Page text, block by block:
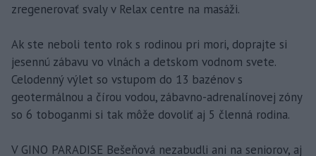
zregenerovať svaly v Relax centre na masáži.
Ak ste neboli tento rok s rodinou pri mori, doprajte si
jesennú zábavu vo vlnách a detskom vodnom svete.
Celodenný výlet so vstupom do 13 bazénov s
geotermálnou a čírou vodou, zábavno-adrenalínovej zóny
so 6 toboganmi si tak môže dovoliť aj 5 členná rodina.
V GINO PARADISE Bešeňová nezabudli ani na seniorov, aj